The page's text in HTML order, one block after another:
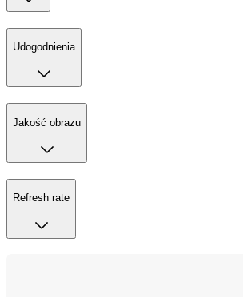
Udogodnienia
Jakość obrazu
Refresh rate